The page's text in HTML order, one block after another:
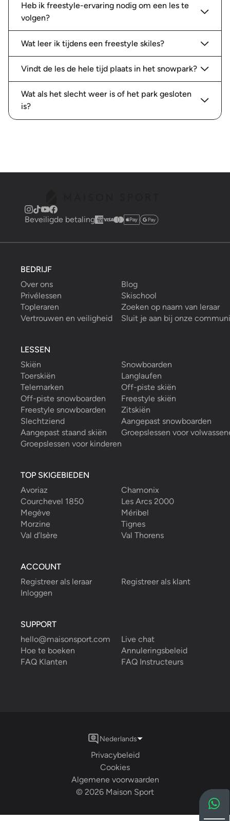
Heb ik freestyle-ervaring nodig om een les te
volgen?
Wat leer ik tijdens een freestyle skiles?
Vindt de les de hele tijd plaats in het snowpark?
Wat als het slecht weer is of het park gesloten
is?
Beveiligde betaling
BEDRIJF
Over ons
Blog
Privélessen
Skischool
Topleraren
Zoeken op naam van leraar
Vertrouwen en veiligheid
Sluit je aan bij onze
LESSEN
Skiën
Snowboarden
Toerskiën
Langlaufen
Telemarken
Off-piste skiën
Off-piste snowboarden
Freestyle skiën
Freestyle snowboarden
Zitskiën
Slechtziend
Aangepast snowboarden
Aangepast staand skiën
Groepslessen voor
Groepslessen voor kinderen
TOP SKIGEBIEDEN
Avoriaz
Chamonix
Courchevel 1850
Les Arcs 2000
Megève
Méribel
Morzine
Tignes
Val d’Isère
Val Thorens
ACCOUNT
Registreer als leraar
Registreer als klant
Inloggen
SUPPORT
hello@maisonsport.com
Live chat
Hoe te boeken
Annuleringsbeleid
FAQ Klanten
FAQ Instructeurs
© 2026 Maison Sport
Algemene voorwaarden
Cookies
Privacybeleid
Nederlands